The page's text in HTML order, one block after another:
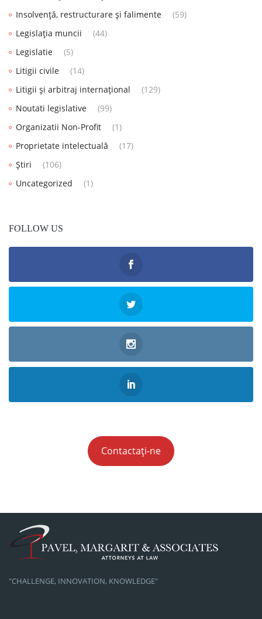
Insolvență, restructurare și falimente
(59)
Legislația muncii
(44)
Legislatie
(5)
Litigii civile
(14)
Litigii și arbitraj internațional
(129)
Noutati legislative
(99)
Organizatii Non-Profit
(1)
Proprietate intelectuală
(17)
Știri
(106)
Uncategorized
(1)
FOLLOW US
Contactați-ne
"CHALLENGE, INNOVATION, KNOWLEDGE"